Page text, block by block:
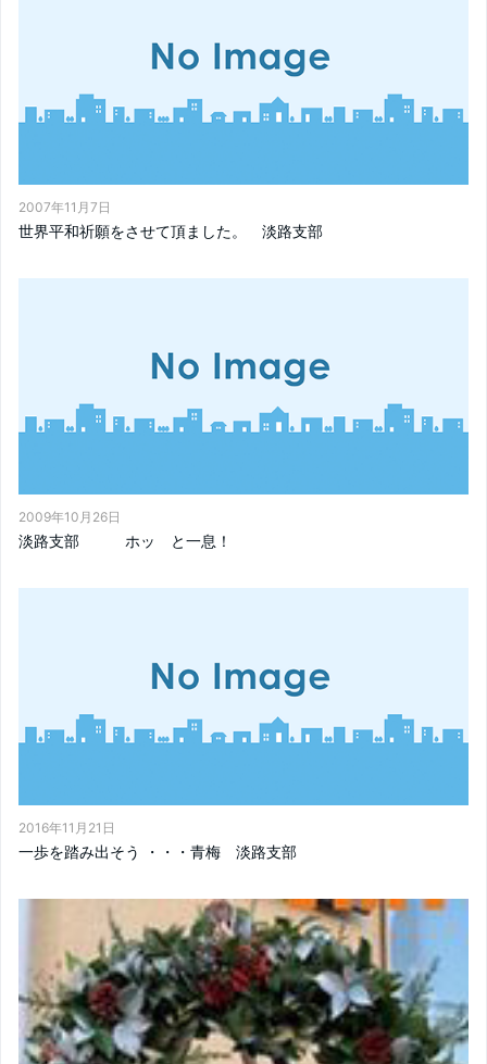
2007年11月7日
世界平和祈願をさせて頂ました。 淡路支部
2009年10月26日
淡路支部 ホッ と一息！
2016年11月21日
一歩を踏み出そう ・・・青梅 淡路支部